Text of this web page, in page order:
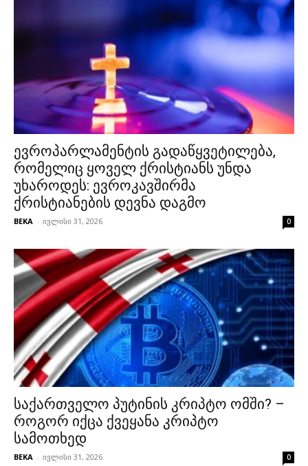
ევროპარლამენტის გადაწყვეტილება,
რომელიც ყოველ ქრისტიანს უნდა
უხაროდეს: ევროკავშირმა
ქრისტიანების დევნა დაგმო
BEKA - ივლისი 31, 2026 0
საქართველო პუტინის კრიპტო ომში? –
როგორ იქცა ქვეყანა კრიპტო
სამოთხედ
BEKA - ივლისი 31, 2026 0